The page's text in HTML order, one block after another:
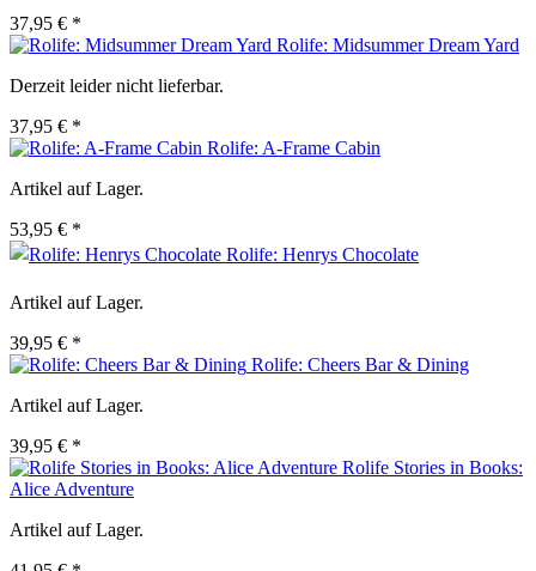
37,95 € *
Rolife: Midsummer Dream Yard
Derzeit leider nicht lieferbar.
37,95 € *
Rolife: A-Frame Cabin
Artikel auf Lager.
53,95 € *
Rolife: Henrys Chocolate
Artikel auf Lager.
39,95 € *
Rolife: Cheers Bar & Dining
Artikel auf Lager.
39,95 € *
Rolife Stories in Books:
Alice Adventure
Artikel auf Lager.